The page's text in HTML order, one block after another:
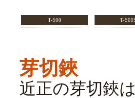
T-500 T-
芽切鋏
近正の芽切鋏